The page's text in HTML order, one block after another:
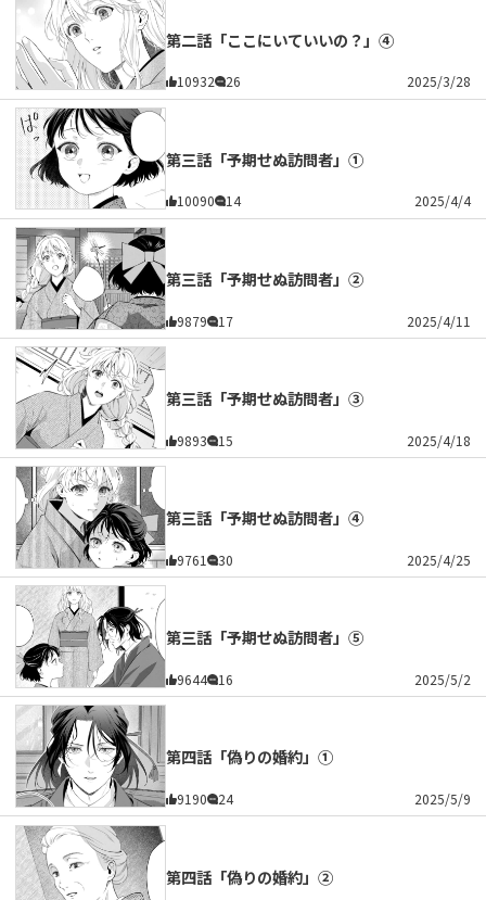
第二話「ここにいていいの？」④
10932 26 2025/3/28
第三話「予期せぬ訪問者」①
10090 14 2025/4/4
第三話「予期せぬ訪問者」②
9879 17 2025/4/11
第三話「予期せぬ訪問者」③
9893 15 2025/4/18
第三話「予期せぬ訪問者」④
9761 30 2025/4/25
第三話「予期せぬ訪問者」⑤
9644 16 2025/5/2
第四話「偽りの婚約」①
9190 24 2025/5/9
第四話「偽りの婚約」②